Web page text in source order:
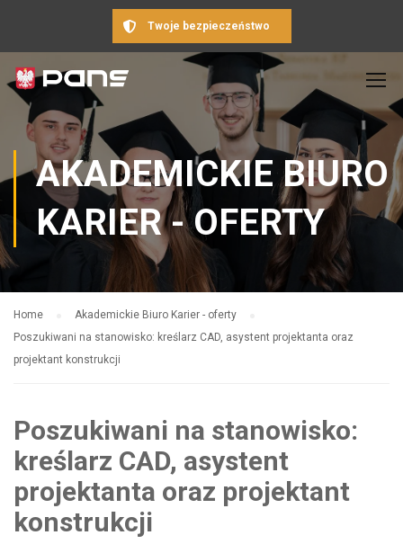
Twoje bezpieczeństwo
AKADEMICKIE BIURO
KARIER - OFERTY
Home
Akademickie Biuro Karier - oferty
Poszukiwani na stanowisko: kreślarz CAD, asystent projektanta oraz
projektant konstrukcji
Poszukiwani na stanowisko:
kreślarz CAD, asystent
projektanta oraz projektant
konstrukcji